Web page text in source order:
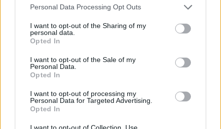
Please note that this website/app uses one or more Google
not limited to your visit or usage behaviour. You may click to
grant or deny consent to Google and its third-party tags to
use your data for below specified purposes in below Google
consent section.
Personal Data Processing Opt Outs
I want to opt-out of the Sharing of my
personal data.
Opted In
I want to opt-out of the Sale of my
Personal Data.
Opted In
I want to opt-out of processing my
Personal Data for Targeted Advertising.
Opted In
I want to opt-out of Collection, Use,
L'étude ayant été menée sur des souris, la question
se pose de savoirsi elle s'applique également à
l'homme.Selon le Dr Osborn, il est
puissent pas être transposés à l'homme : de